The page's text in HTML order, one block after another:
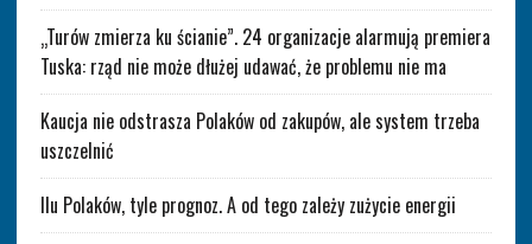
„Turów zmierza ku ścianie”. 24 organizacje alarmują premiera
Tuska: rząd nie może dłużej udawać, że problemu nie ma
Kaucja nie odstrasza Polaków od zakupów, ale system trzeba
uszczelnić
Ilu Polaków, tyle prognoz. A od tego zależy zużycie energii